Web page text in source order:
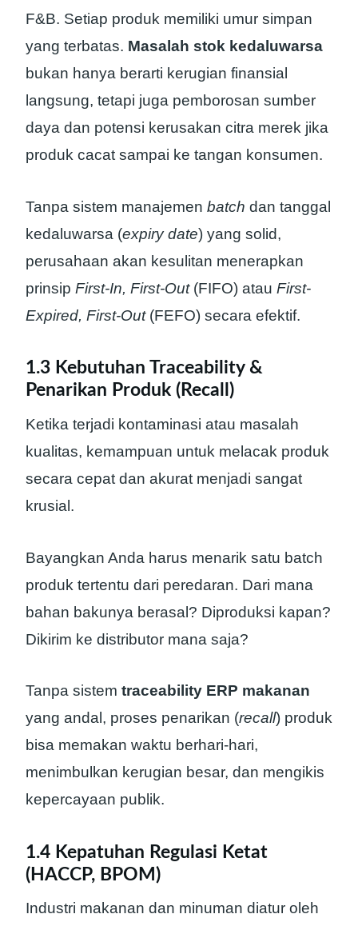
F&B. Setiap produk memiliki umur simpan
yang terbatas. Masalah stok kedaluwarsa
bukan hanya berarti kerugian finansial
langsung, tetapi juga pemborosan sumber
daya dan potensi kerusakan citra merek jika
produk cacat sampai ke tangan konsumen.
Tanpa sistem manajemen batch dan tanggal
kedaluwarsa (expiry date) yang solid,
perusahaan akan kesulitan menerapkan
prinsip First-In, First-Out(FIFO) atau First-
Expired, First-Out(FEFO) secara efektif.
1.3 Kebutuhan Traceability &
Penarikan Produk (Recall)
Ketika terjadi kontaminasi atau masalah
kualitas, kemampuan untuk melacak produk
secara cepat dan akurat menjadi sangat
krusial.
Bayangkan Anda harus menarik satu batch
produk tertentu dari peredaran. Dari mana
bahan bakunya berasal? Diproduksi kapan?
Dikirim ke distributor mana saja?
Tanpa sistem traceability ERP makanan
yang andal, proses penarikan (recall) produk
bisa memakan waktu berhari-hari,
menimbulkan kerugian besar, dan mengikis
kepercayaan publik.
1.4 Kepatuhan Regulasi Ketat
(HACCP, BPOM)
Industri makanan dan minuman diatur oleh